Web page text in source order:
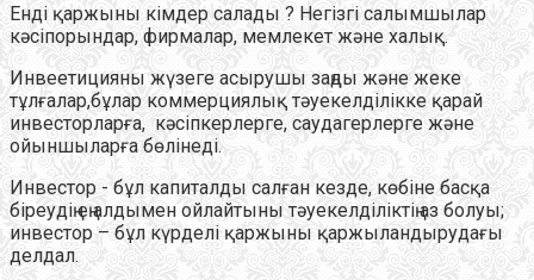
Енді қаржыны кімдер салады ? Негізгі салымшылар
кәсіпорындар, фирмалар, мемлекет және халық.
Инвеетицияны жүзеге асырушы заңды және жеке
тұлғалар,бұлар коммерциялық тәуекелділікке қарай
инвесторларға, кәсіпкерлерге, саудагерлерге және
ойыншыларға бөлінеді.
Инвестор - бұл капиталды салған кезде, көбіне басқа
біреудің ең алдымен ойлайтыны тәуекелділіктің аз болуы;
инвестор – бұл күрделі қаржыны қаржыландырудағы
делдал.